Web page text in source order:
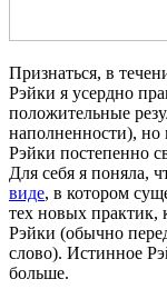
Признаться, в
Рэйки я усердно
положительные
наполненности), но
Рэйки постепенно
Для себя я поняла,
виде, в котором
тех новых практик,
Рэйки (обычно
слово). Истинное
больше.